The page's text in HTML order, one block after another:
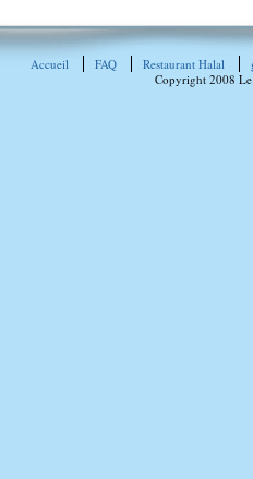
Accueil FAQ Restaurant Halal
Copyright 2008